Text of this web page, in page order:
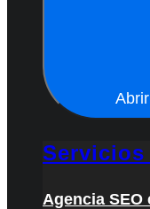
Servicios
Agencia SEO